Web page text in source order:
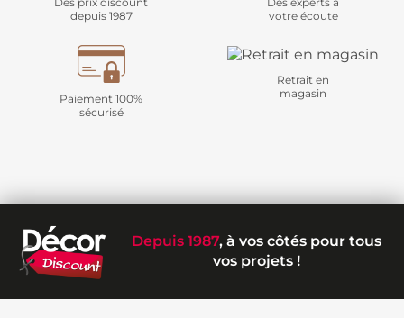
depuis 1987
votre écoute
Paiement 100%
sécurisé
Retrait en
magasin
Depuis 1987, à vos côtés pour tous
vos projets !